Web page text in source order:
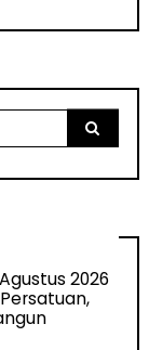
2026